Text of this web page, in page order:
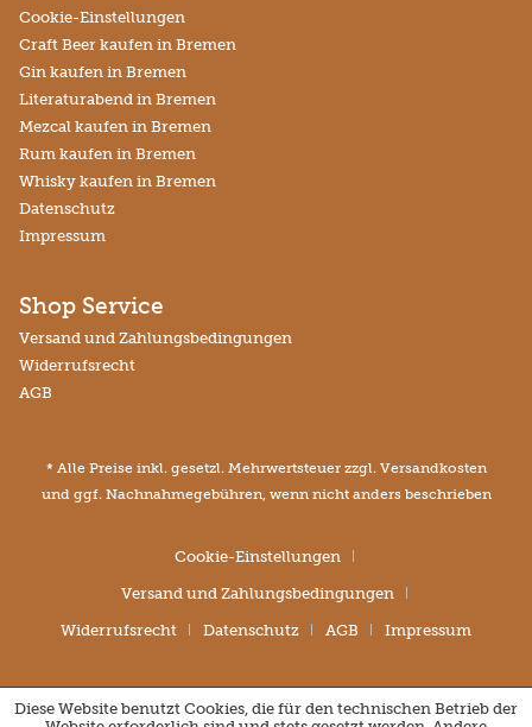
Cookie-Einstellungen
Craft Beer kaufen in Bremen
Gin kaufen in Bremen
Literaturabend in Bremen
Mezcal kaufen in Bremen
Rum kaufen in Bremen
Whisky kaufen in Bremen
Datenschutz
Impressum
Shop Service
Versand und Zahlungsbedingungen
Widerrufsrecht
AGB
* Alle Preise inkl. gesetzl. Mehrwertsteuer zzgl. Versandkosten
und ggf. Nachnahmegebühren, wenn nicht anders beschrieben
Cookie-Einstellungen
Versand und Zahlungsbedingungen
Widerrufsrecht Datenschutz AGB Impressum
Diese Website benutzt Cookies, die für den technischen Betrieb der